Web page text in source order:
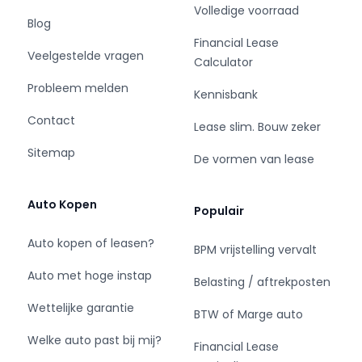
✔ Vermogen dieselmotor: 163 pk (120 kW)
✔ Gecombineerd systeemvermogen: 200 pk
✔ Gerobotiseerde 6-versnellingsbak
✔ Elektrische aandrijving van de achterwielen
✔ Zeer laag praktijkverbruik van circa 1 op 20,8
✔ Soepele prestaties met hoog rijcomfort
✔ Ideaal voor zowel stadsverkeer als lange
⭐ Veiligheid & assistentie
✔ Anti Blokkeer Systeem (ABS)
✔ Anti Slip Regulation (ASR)
✔ Electronic Stability Program (ESP)
✔ ISOFIX bevestigingspunten voor kinderzitjes
grip
Blog
Veelgestelde vragen
Probleem melden
Contact
Sitemap
Auto Kopen
Auto kopen of leasen?
Auto met hoge instap
Wettelijke garantie
Welke auto past bij mij?
Volledige voorraad
Financial Lease
Calculator
Kennisbank
Lease slim. Bouw zeker
De vormen van lease
Populair
BPM vrijstelling vervalt
Belasting / aftrekposten
BTW of Marge auto
Financial Lease